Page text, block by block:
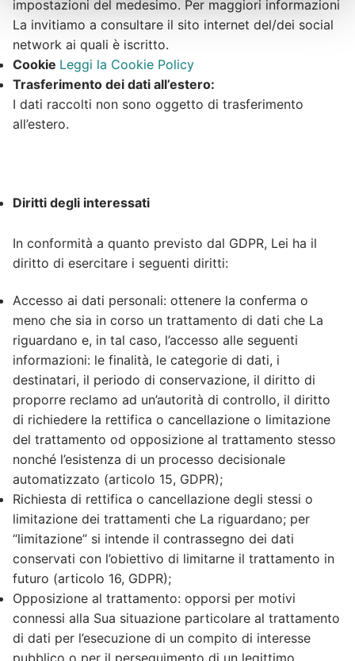
impostazioni del medesimo. Per maggiori informazioni
La invitiamo a consultare il sito internet del/dei social
network ai quali è iscritto.
Cookie Leggi la Cookie Policy
Trasferimento dei dati all’estero:
I dati raccolti non sono oggetto di trasferimento
all’estero.
Diritti degli interessati
In conformità a quanto previsto dal GDPR, Lei ha il
diritto di esercitare i seguenti diritti:
Accesso ai dati personali: ottenere la conferma o
meno che sia in corso un trattamento di dati che La
riguardano e, in tal caso, l’accesso alle seguenti
informazioni: le finalità, le categorie di dati, i
destinatari, il periodo di conservazione, il diritto di
proporre reclamo ad un’autorità di controllo, il diritto
di richiedere la rettifica o cancellazione o limitazione
del trattamento od opposizione al trattamento stesso
nonché l’esistenza di un processo decisionale
automatizzato (articolo 15, GDPR);
Richiesta di rettifica o cancellazione degli stessi o
limitazione dei trattamenti che La riguardano; per
“limitazione” si intende il contrassegno dei dati
conservati con l’obiettivo di limitarne il trattamento in
futuro (articolo 16, GDPR);
Opposizione al trattamento: opporsi per motivi
connessi alla Sua situazione particolare al trattamento
di dati per l’esecuzione di un compito di interesse